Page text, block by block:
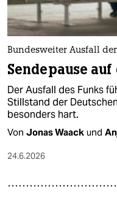
Bundesweiter Ausfall
Sendepause
Der Ausfall des Funks
Stillstand der
besonders hart.
Von Jonas Waack und
24.6.2026